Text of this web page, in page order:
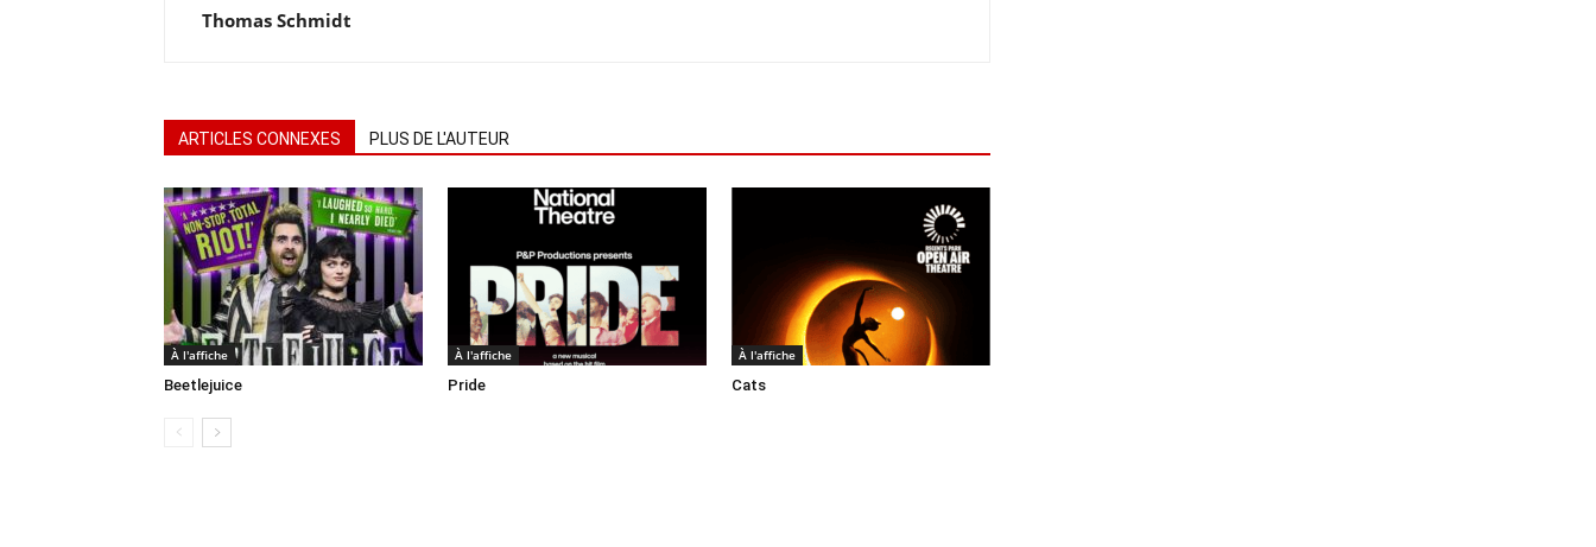
Thomas Schmidt
ARTICLES CONNEXES PLUS DE L'AUTEUR
À l'affiche
Beetlejuice
À l'affiche
Pride
À l'affiche
Cats